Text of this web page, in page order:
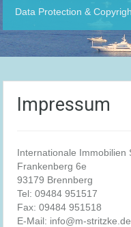
Data Protection &
Impressum
Internationale Immobilien
Frankenberg 6e
93179 Brennberg
Tel: 09484 951517
Fax: 09484 951518
E-Mail: info@m-stritzke.de